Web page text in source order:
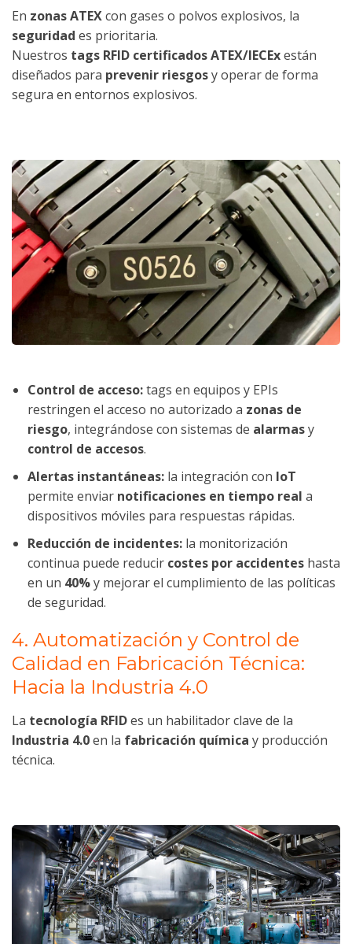
En zonas ATEXcon gases o polvos explosivos, la
seguridad es prioritaria.
Nuestros tags RFID certificados ATEX/IECExestán
diseñados para prevenir riesgosy operar de forma
segura en entornos explosivos.
Control de acceso:tags en equipos y EPIs
restringen el acceso no autorizado a zonas de
riesgo, integrándose con sistemas de alarmasy
control de accesos.
Alertas instantáneas: la integración con IoT
permite enviar notificaciones en tiempo real a
dispositivos móviles para respuestas rápidas.
Reducción de incidentes: la monitorización
continua puede reducir costes por accidentes hasta
en un 40%y mejorar el cumplimiento de las políticas
de seguridad.
4. Automatización y Control de
Calidad en Fabricación Técnica:
Hacia la Industria 4.0
La tecnología RFIDes un habilitador clave de la
Industria 4.0en la fabricación química y producción
técnica.